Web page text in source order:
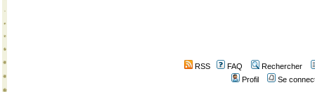
RSS FAQ
Rechercher
Profil
Se